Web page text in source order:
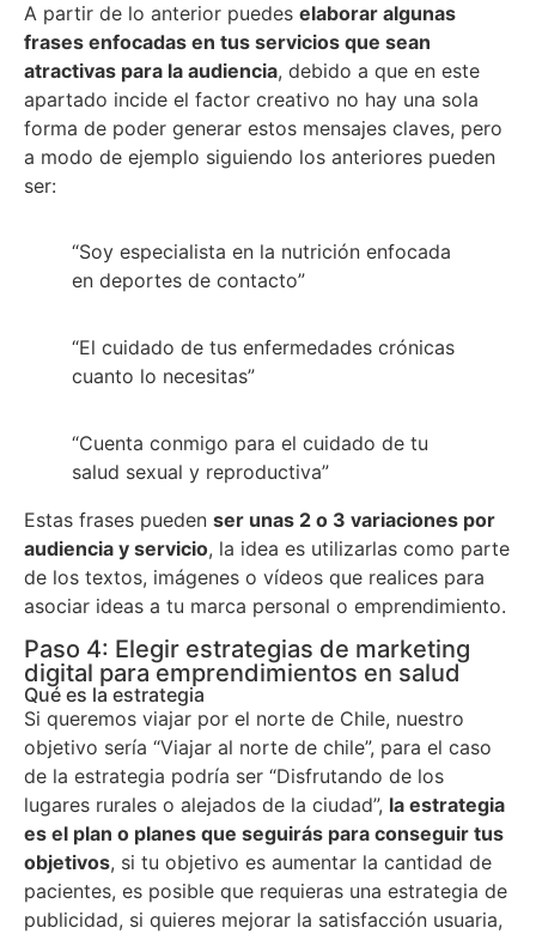
A partir de lo anterior puedes elaborar algunas
frases enfocadas en tus servicios que sean
atractivas para la audiencia, debido a que en este
apartado incide el factor creativo no hay una sola
forma de poder generar estos mensajes claves, pero
a modo de ejemplo siguiendo los anteriores pueden
ser:
“Soy especialista en la nutrición enfocada
en deportes de contacto”
“El cuidado de tus enfermedades crónicas
cuanto lo necesitas”
“Cuenta conmigo para el cuidado de tu
salud sexual y reproductiva”
Estas frases pueden ser unas 2 o 3 variaciones por
audiencia y servicio, la idea es utilizarlas como parte
de los textos, imágenes o vídeos que realices para
asociar ideas a tu marca personal o emprendimiento.
Paso 4: Elegir estrategias de marketing
digital para emprendimientos en salud
Qué es la estrategia
Si queremos viajar por el norte de Chile, nuestro
objetivo sería “Viajar al norte de chile”, para el caso
de la estrategia podría ser “Disfrutando de los
lugares rurales o alejados de la ciudad”, la estrategia
es el plan o planes que seguirás para conseguir tus
objetivos, si tu objetivo es aumentar la cantidad de
pacientes, es posible que requieras una estrategia de
publicidad, si quieres mejorar la satisfacción usuaria,